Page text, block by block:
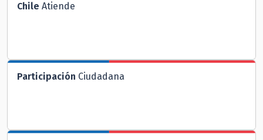
Chile Atiende
Participación Ciudadana